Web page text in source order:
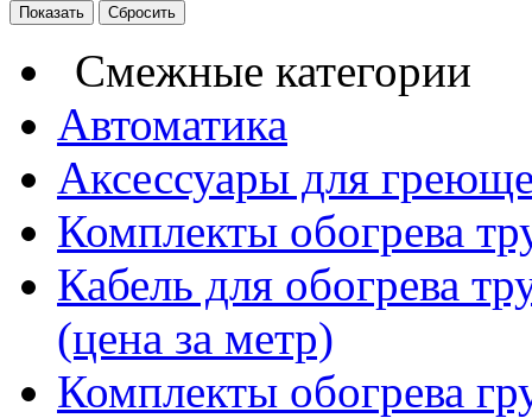
Смежные категории
Автоматика
Аксессуары для
Комплекты обогрева
Кабель для обогрева
(цена за метр)
Комплекты обогрева